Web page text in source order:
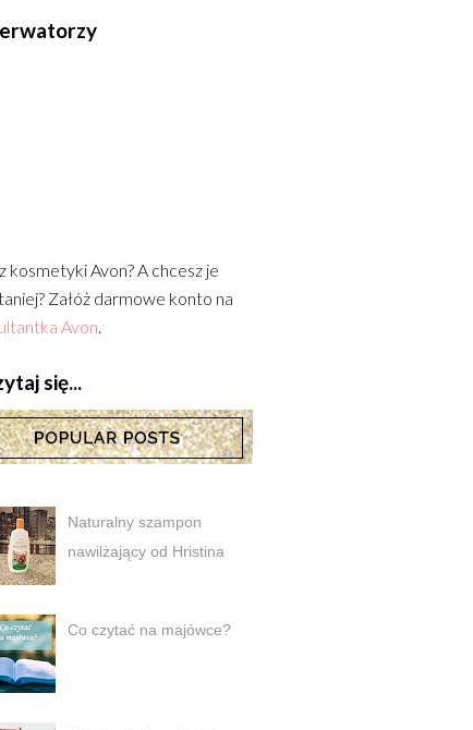
kosmetyki Avon? A chcesz je
Załóż darmowe konto na
Avon.
się...
Naturalny szampon
nawilżający od Hristina
Co czytać na majówce?